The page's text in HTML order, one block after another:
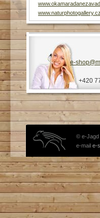
www.naturphotogallery.cz
e-
+420
© e-Jagd
e-mail e-